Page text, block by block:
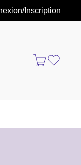
Inscription